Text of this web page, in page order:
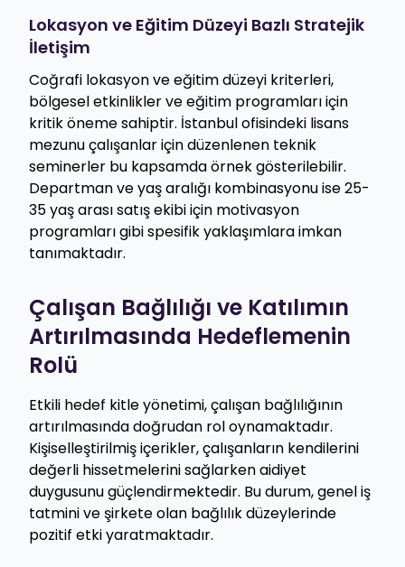
Lokasyon ve Eğitim Düzeyi Bazlı Stratejik
İletişim
Coğrafi lokasyon ve eğitim düzeyi kriterleri,
bölgesel etkinlikler ve eğitim programları için
kritik öneme sahiptir. İstanbul ofisindeki lisans
mezunu çalışanlar için düzenlenen teknik
seminerler bu kapsamda örnek gösterilebilir.
Departman ve yaş aralığı kombinasyonu ise 25-
35 yaş arası satış ekibi için motivasyon
programları gibi spesifik yaklaşımlara imkan
tanımaktadır.
Çalışan Bağlılığı ve Katılımın
Artırılmasında Hedeflemenin
Rolü
Etkili hedef kitle yönetimi, çalışan bağlılığının
artırılmasında doğrudan rol oynamaktadır.
Kişiselleştirilmiş içerikler, çalışanların kendilerini
değerli hissetmelerini sağlarken aidiyet
duygusunu güçlendirmektedir. Bu durum, genel iş
tatmini ve şirkete olan bağlılık düzeylerinde
pozitif etki yaratmaktadır.